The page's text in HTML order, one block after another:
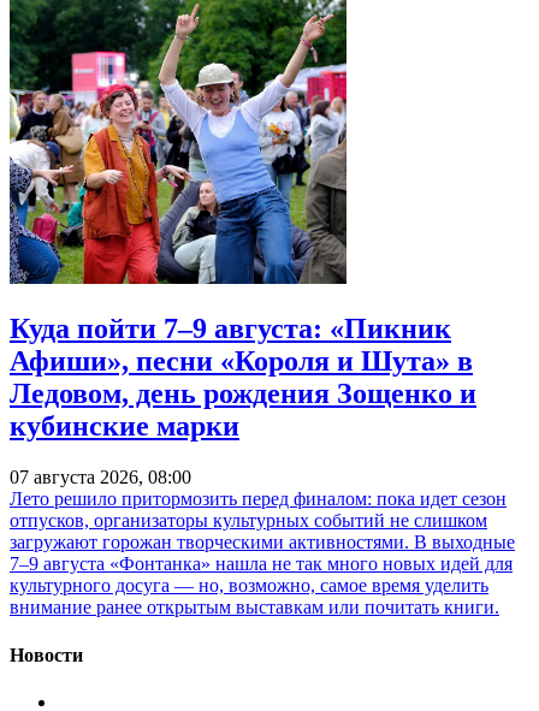
Куда пойти 7–9 августа: «Пикник
Афиши», песни «Короля и Шута» в
Ледовом, день рождения Зощенко и
кубинские марки
07 августа 2026, 08:00
Лето решило притормозить перед финалом: пока идет сезон
отпусков, организаторы культурных событий не слишком
загружают горожан творческими активностями. В выходные
7–9 августа «Фонтанка» нашла не так много новых идей для
культурного досуга — но, возможно, самое время уделить
внимание ранее открытым выставкам или почитать книги.
Новости